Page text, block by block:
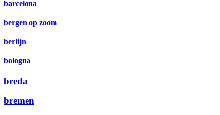
barcelona
bergen op zoom
berlijn
bologna
breda
bremen